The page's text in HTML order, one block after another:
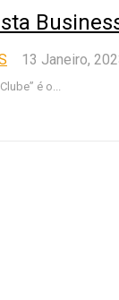
13 Janeiro,
é o...